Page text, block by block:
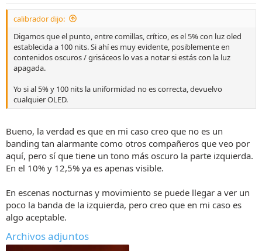
s
calibrador dijo:
Digamos que el punto, entre comillas, crítico, es el 5% con luz oled
establecida a 100 nits. Si ahí es muy evidente, posiblemente en
contenidos oscuros / grisáceos lo vas a notar si estás con la luz
apagada.
Yo si al 5% y 100 nits la uniformidad no es correcta, devuelvo
cualquier OLED.
Bueno, la verdad es que en mi caso creo que no es un
banding tan alarmante como otros compañeros que veo por
aquí, pero sí que tiene un tono más oscuro la parte izquierda.
En el 10% y 12,5% ya es apenas visible.
En escenas nocturnas y movimiento se puede llegar a ver un
poco la banda de la izquierda, pero creo que en mi caso es
algo aceptable.
Archivos adjuntos